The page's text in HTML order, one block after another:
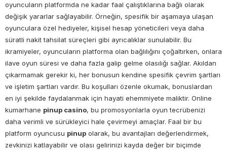
oyuncuların platformda ne kadar faal çalıştıklarına bağlı olarak
değişik yararlar sağlayabilir. Örneğin, spesifik bir aşamaya ulaşan
oyunculara özel hediyeler, kişisel hesap yöneticileri veya daha
süratli nakit tahsilat süreçleri gibi ayrıcalıklar sunulabilir. Bu
ikramiyeler, oyuncuların platforma olan bağlılığını çoğaltırken, onlara
ilave oyun süresi ve daha fazla galip gelme olasılığı sağlar. Akıldan
çıkarmamak gerekir ki, her bonusun kendine spesifik çevrim şartları
ve işletim şartları vardır. Bu koşulları özenle okumak, bonuslardan
en iyi şekilde faydalanmak için hayati ehemmiyete maliktir. Online
kumarhane pinup casino, bu promosyonlarla oyun tecrübenizi
daha verimli ve sürükleyici hale çevirmeyi amaçlar. Faal bir bu
platform oyuncusu pinup olarak, bu avantajları değerlendirmek,
zevkinizi katlayabilir ve olası gelirinizi kayda değer bir biçimde